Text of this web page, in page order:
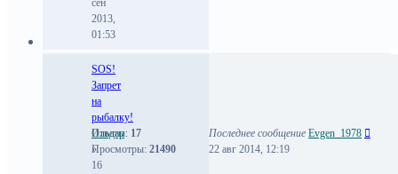
сен
2013,
01:53
SOS!
Запрет
на
рыбалку!
Ильдар
»
16
Ответы: 17
Просмотры: 21490
Последнее сообщение Evgen_1978
22 авг 2014, 12:19